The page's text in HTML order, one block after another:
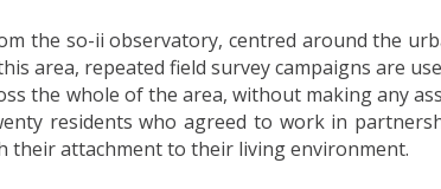
the so-ii observatory, centred around the
area, repeated field survey campaigns are
the whole of the area, without making any
residents who agreed to work in
their attachment to their living environment.